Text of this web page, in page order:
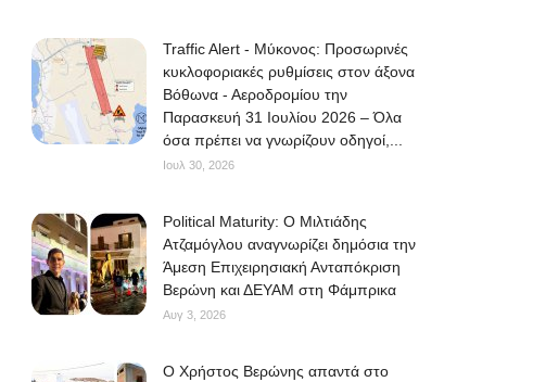
Traffic Alert - Μύκονος: Προσωρινές
κυκλοφοριακές ρυθμίσεις στον άξονα
Βόθωνα - Αεροδρομίου την
Παρασκευή 31 Ιουλίου 2026 – Όλα
όσα πρέπει να γνωρίζουν οδηγοί,...
Ιουλ 30, 2026
Political Maturity: Ο Μιλτιάδης
Ατζαμόγλου αναγνωρίζει δημόσια την
Άμεση Επιχειρησιακή Ανταπόκριση
Βερώνη και ΔΕΥΑΜ στη Φάμπρικα
Αυγ 3, 2026
O Χρήστος Βερώνης απαντά στο